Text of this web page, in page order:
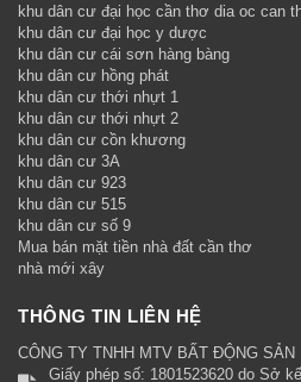
khu dân cư đại học cần thơ dia oc can
khu dân cư đại học y dược
khu dân cư cái sơn hàng bàng
khu dân cư hồng phát
khu dân cư thới nhựt 1
khu dân cư thới nhựt 2
khu dân cư cồn khương
khu dân cư 3A
khu dân cư 923
khu dân cư 515
khu dân cư số 9
Mua bán mặt tiền nhà đất cần thơ
nhà mới xây
THÔNG TIN LIÊN HỆ
CÔNG TY TNHH MTV BẤT ĐỘNG SẢN
Giấy phép số: 1801523620 do Sở